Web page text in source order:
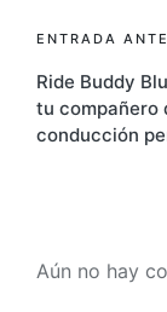
de
ENTRADA
Ride Buddy
tu compañero
conducción
Aún no hay